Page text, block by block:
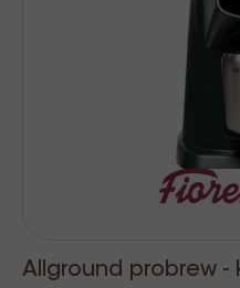
Allground probrew -